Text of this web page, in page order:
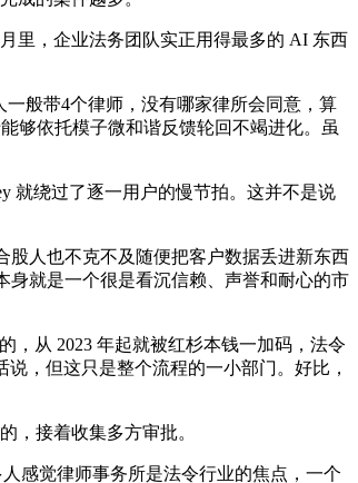
里，企业法务团队实正用得最多的 AI 东西
般带4个律师，没有哪家律所会同意，算
够依托模子微和谐反馈轮回不竭进化。虽
就绕过了逐一用户的慢节拍。这并不是说
人也不克不及随便把客户数据丢进新东西
身就是一个很是看沉信赖、声誉和耐心的市
从 2023 年起就被红杉本钱一加码，法令
，但这只是整个流程的一小部门。好比，
，接着收集多方审批。
感觉律师事务所是法令行业的焦点，一个